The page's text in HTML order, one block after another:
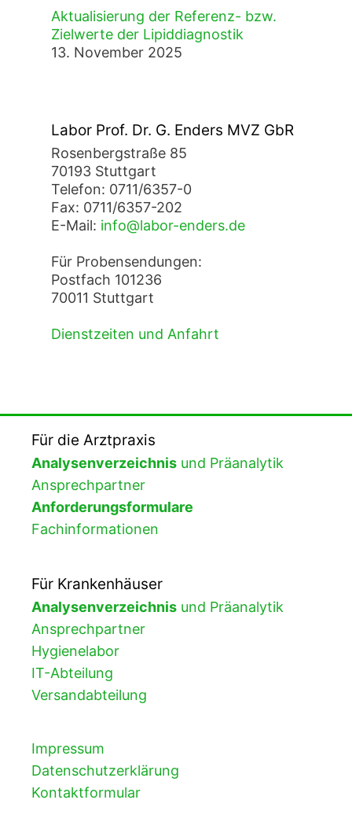
Aktualisierung der Referenz- bzw.
Zielwerte der Lipiddiagnostik
13. November 2025
Labor Prof. Dr. G. Enders MVZ GbR
Rosenbergstraße 85
70193 Stuttgart
Telefon: 0711/6357-0
Fax: 0711/6357-202
E-Mail: info@labor-enders.de
Für Probensendungen:
Postfach 101236
70011 Stuttgart
Dienstzeiten und Anfahrt
Für die Arztpraxis
Analysenverzeichnis und Präanalytik
Ansprechpartner
Anforderungsformulare
Fachinformationen
Für Krankenhäuser
Analysenverzeichnis und Präanalytik
Ansprechpartner
Hygienelabor
IT-Abteilung
Versandabteilung
Impressum
Datenschutzerklärung
Kontaktformular